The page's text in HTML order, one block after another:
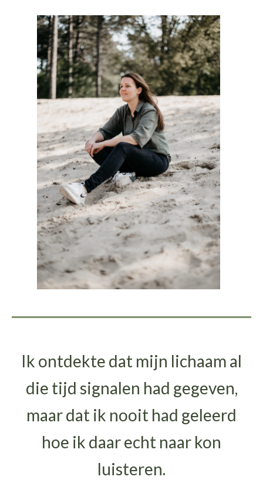
Ik ontdekte dat mijn lichaam al
die tijd signalen had gegeven,
maar dat ik nooit had geleerd
hoe ik daar echt naar kon
luisteren.